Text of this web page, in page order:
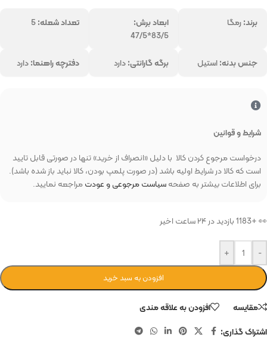
برند:رمگا
ابعاد برش:
83/5*47/5
تعداد شعله:
جنس بدنه:استیل برگه گارانتی:دارد دفترچه راهنما:دارد
شرایط و قوانین
درخواست مرجوع کردن کالا با دلیل «انصراف از خرید» تنها در صورتی قابل تایید
است که کالا در شرایط اولیه باشد (در صورت پلمپ بودن، کالا نباید باز شده باشد).
برای اطلاعات بیشتر به صفحهسیاست مرجوعی و عودتمراجعه نمایید.
👀 +1183 بازدید در ۲۴ ساعت اخیر
-
+
افزودن به سبد خرید
مقایسه
افزودن به علاقه مندی
اشتراک گذاری: